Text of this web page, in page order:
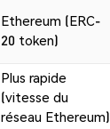
Ethereum (ERC-
20 token)
Plus rapide
(vitesse du
réseau Ethereum)